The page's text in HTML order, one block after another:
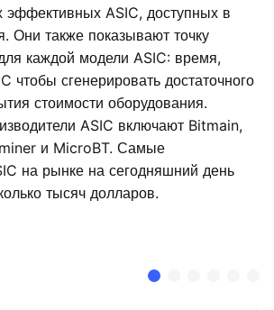
эффективных ASIC, доступных в
Они также показывают точку
каждой модели ASIC: время,
чтобы сгенерировать достаточного
стоимости оборудования.
ASIC включают Bitmain,
и MicroBT. Самые
на рынке на сегодняшний день
тысяч долларов.